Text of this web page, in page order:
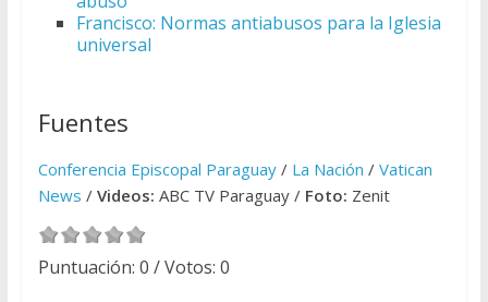
Francisco: Normas antiabusos para la Iglesia
universal
Fuentes
Conferencia Episcopal Paraguay/ La Nación / Vatican
News / Videos: ABC TV Paraguay / Foto: Zenit
Puntuación: 0 / Votos: 0